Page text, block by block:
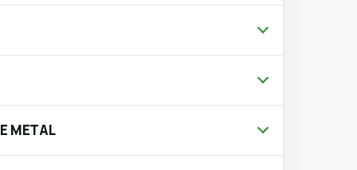
METAL